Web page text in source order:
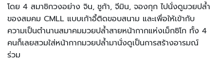
โดย 4 สมาชิกวงอย่าง จิน, ชูก้า, จีมิน, จองกุก ไปนั่งดูมวยปล้ำ
ของสมคม CMLL แบบเก้าอี้ติดขอบสนาม และเพื่อให้เข้ากับ
ความเป็นตำนานสมาคมมวยปล้ำสายหน้ากากแห่งเม็กซิโก ทั้ง 4
คนก็เลยสวมใส่หน้ากากมวยปล้ำมานั่งดูเป็นการสร้างอารมณ์
ร่วม